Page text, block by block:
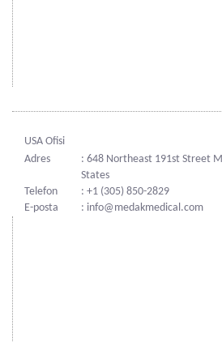
USA Ofisi
Adres
: 648 Northeast 191st Street
States
Telefon
: +1 (305) 850-2829
E-posta
: info@medakmedical.com